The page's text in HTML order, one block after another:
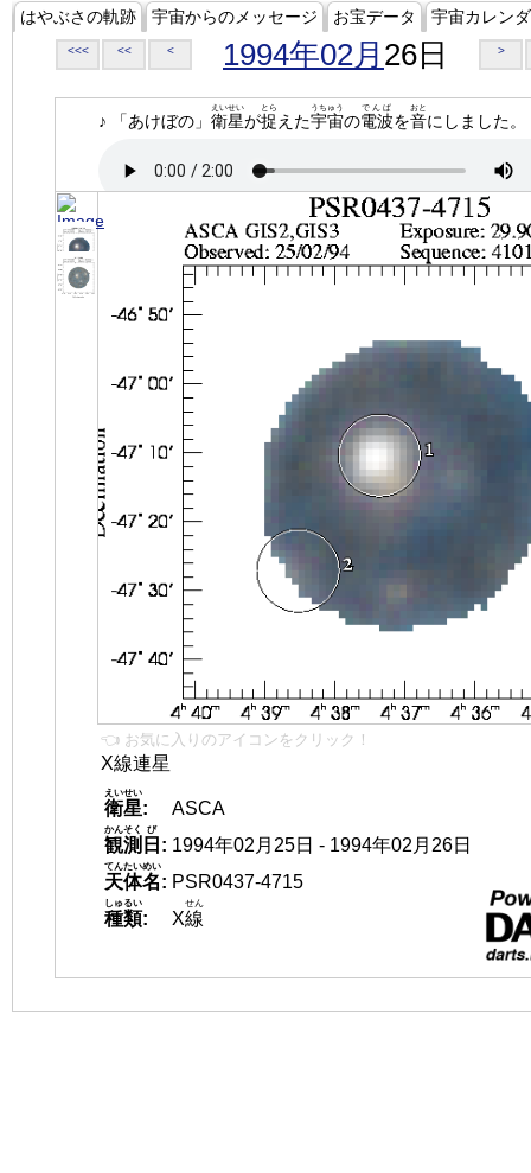
はやぶさの軌跡 宇宙からのメッセージ お宝データ 宇宙カレン
<<< << < 1994年02月 26日 >
♪ 「あけぼの」 衛星
えいせい
が捉
とら
えた宇宙
うちゅう
の電波
でんぱ
を音
おと
にしました。
👈 お気に入りのアイコンをクリック！
X線連星
衛星
えいせい
:
ASCA
観測
かんそく
日
び
: 1994年02月25日 - 1994年02月26日
天体名
てんたいめい
: PSR0437-4715
種類
しゅるい
: X線
せん